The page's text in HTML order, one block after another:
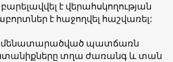
է վերահսկողության
է հաջողվել հաշվառել:
պատճառն
տղա ժառանգ և տան